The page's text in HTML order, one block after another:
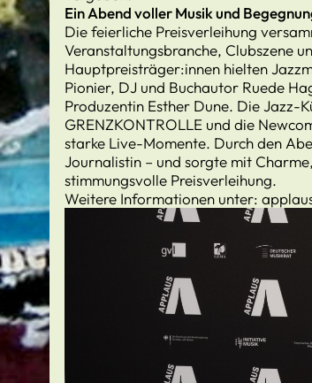
Ein Abend voller Musik und
Die feierliche Preisverleihung
Veranstaltungsbranche, Clubszene
Hauptpreisträger:innen hielten
Pionier, DJ und Buchautor Ruede
Produzentin Esther Dune. Die Jazz-
GRENZKONTROLLE und die
starke Live-Momente. Durch den
Journalistin – und sorgte mit
stimmungsvolle Preisverleihung.
Weitere Informationen unter: